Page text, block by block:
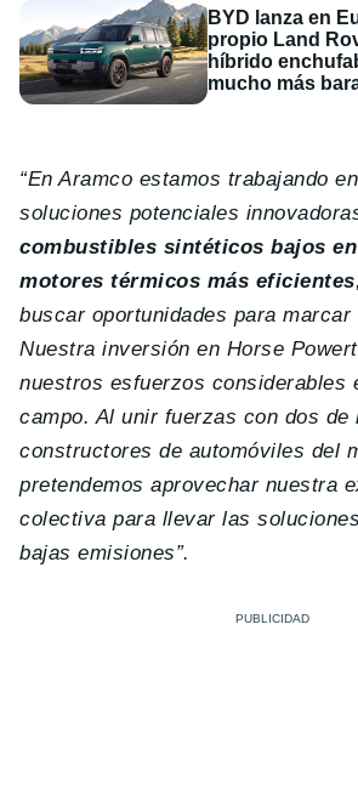
BYD lanza en
propio Land
híbrido
mucho más
“En Aramco estamos trabajando
soluciones potenciales
combustibles sintéticos bajos
motores térmicos más eficientes
buscar oportunidades para marcar
Nuestra inversión en Horse
nuestros esfuerzos considerables
campo. Al unir fuerzas con dos de
constructores de automóviles del
pretendemos aprovechar nuestra
colectiva para llevar las
bajas emisiones”.